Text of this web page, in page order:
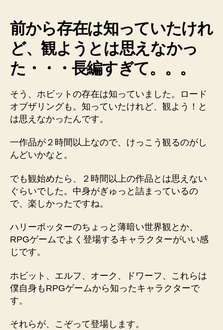
で
す
が
面
白
い
す
の
前から存在は知っていたけれ
ど、観ようとは思えなかっ
た・・・長編すぎて。。。
そう、ホビットの存在は知っていました。ロード
オブザリングも。知っていたけれど、観よう！と
は思えなかったんです。
一作品が２時間以上なので、けっこう観るのがし
んどいかなと。
でも観始めたら、２時間以上の作品とは思えない
ぐらいでした。中身がぎゅっと詰まっているの
で、楽しかったですね。
ハリーポッターのちょっと薄暗い世界観とか、
RPGゲームでよく登場するキャラクターがいい感
じです。
ホビット、エルフ、オーク、ドワーフ、これらは
僕自身もRPGゲームから知ったキャラクターで
す。
それらが、こぞって登場します。